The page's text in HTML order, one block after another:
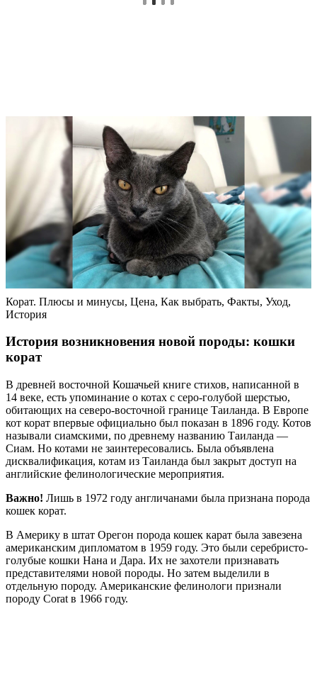
Корат. Плюсы и минусы, Цена, Как выбрать, Факты, Уход,
История
История возникновения новой породы: кошки
корат
В древней восточной Кошачьей книге стихов, написанной в
14 веке, есть упоминание о котах с серо-голубой шерстью,
обитающих на северо-восточной границе Таиланда. В Европе
кот корат впервые официально был показан в 1896 году. Котов
называли сиамскими, по древнему названию Таиланда —
Сиам. Но котами не заинтересовались. Была объявлена
дисквалификация, котам из Таиланда был закрыт доступ на
английские фелинологические мероприятия.
Важно! Лишь в 1972 году англичанами была признана порода
кошек корат.
В Америку в штат Орегон порода кошек карат была завезена
американским дипломатом в 1959 году. Это были серебристо-
голубые кошки Нана и Дара. Их не захотели признавать
представителями новой породы. Но затем выделили в
отдельную породу. Американские фелинологи признали
породу Corat в 1966 году.